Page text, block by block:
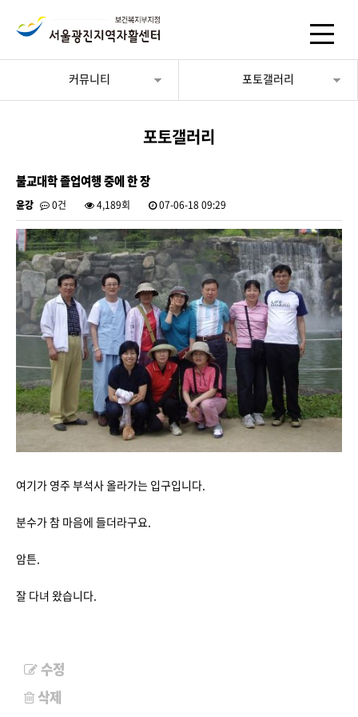
커뮤니티 포토갤러리
포토갤러리
불교대학 졸업여행 중에 한 장
윤강 0건 4,189회 07-06-18 09:29
여기가 영주 부석사 올라가는 입구입니다.
분수가 참 마음에 들더라구요.
암튼.
잘 다녀 왔습니다.
수정
삭제